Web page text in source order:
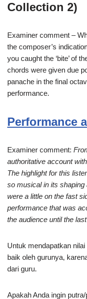
Collection 2)
Examiner comment –
the composer’s
you caught the ‘bite’ of
chords were given due
panache in the final
performance.
Performance
Examiner comment:
authoritative account
The highlight for this
so musical in its
were a little on the fast
performance that was
the audience until the
Untuk mendapatkan
baik oleh gurunya,
dari guru.
Apakah Anda ingin